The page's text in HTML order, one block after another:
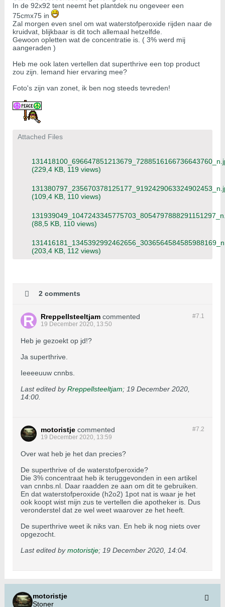
In de 92x92 tent neemt het plantdek nu ongeveer een
75cmx75 in
Zal morgen even snel om wat waterstofperoxide rijden naar de
kruidvat, blijkbaar is dit toch allemaal hetzelfde.
Gewoon opletten wat de concentratie is. ( 3% werd mij
aangeraden )
Heb me ook laten vertellen dat superthrive een top product
zou zijn. Iemand hier ervaring mee?
Foto's zijn van zonet, ik ben nog steeds tevreden!
Attached Files
(229,4 KB, 119 views)
(109,4 KB, 110 views)
(88,5 KB, 110 views)
(203,4 KB, 112 views)
2 comments
#7.1
Rreppellsteeltjam commented
19 December 2020, 13:50
Heb je gezoekt op jd!?
Ja superthrive.
Ieeeeuuw cnnbs.
Last edited byRreppellsteeltjam; 19 December 2020,
14:00
#7.2
motoristje commented
19 December 2020, 13:59
Over wat heb je het dan precies?
De superthrive of de waterstofperoxide?
Die 3% concentraat heb ik teruggevonden in een artikel
van cnnbs.nl. Daar raadden ze aan om dit te gebruiken.
En dat waterstofperoxide (h2o2) 1pot nat is waar je het
ook koopt wist mijn zus te vertellen die apotheker is. Dus
veronderstel dat ze wel weet waarover ze het heeft.
De superthrive weet ik niks van. En heb ik nog niets over
opgezocht.
Last edited bymotoristje; 19 December 2020, 14:04
motoristje
Stoner